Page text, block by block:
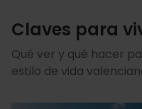
Claves para
Qué ver y qué hacer
estilo de vida